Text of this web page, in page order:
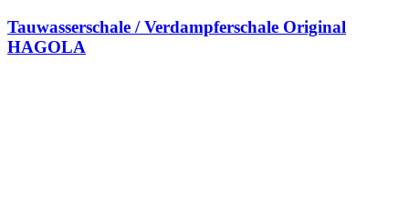
Tauwasserschale / Verdampferschale Original
HAGOLA